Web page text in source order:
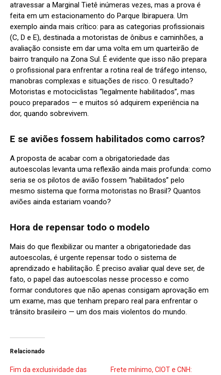
atravessar a Marginal Tietê inúmeras vezes, mas a prova é
feita em um estacionamento do Parque Ibirapuera. Um
exemplo ainda mais crítico: para as categorias profissionais
(C, D e E), destinada a motoristas de ônibus e caminhões, a
avaliação consiste em dar uma volta em um quarteirão de
bairro tranquilo na Zona Sul. É evidente que isso não prepara
o profissional para enfrentar a rotina real de tráfego intenso,
manobras complexas e situações de risco. O resultado?
Motoristas e motociclistas “legalmente habilitados”, mas
pouco preparados — e muitos só adquirem experiência na
dor, quando sobrevivem.
E se aviões fossem habilitados como carros?
A proposta de acabar com a obrigatoriedade das
autoescolas levanta uma reflexão ainda mais profunda: como
seria se os pilotos de avião fossem “habilitados” pelo
mesmo sistema que forma motoristas no Brasil? Quantos
aviões ainda estariam voando?
Hora de repensar todo o modelo
Mais do que flexibilizar ou manter a obrigatoriedade das
autoescolas, é urgente repensar todo o sistema de
aprendizado e habilitação. É preciso avaliar qual deve ser, de
fato, o papel das autoescolas nesse processo e como
formar condutores que não apenas consigam aprovação em
um exame, mas que tenham preparo real para enfrentar o
trânsito brasileiro — um dos mais violentos do mundo.
Relacionado
Fim da exclusividade das
Frete mínimo, CIOT e CNH: